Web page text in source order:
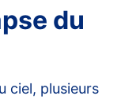
du
ciel, plusieurs